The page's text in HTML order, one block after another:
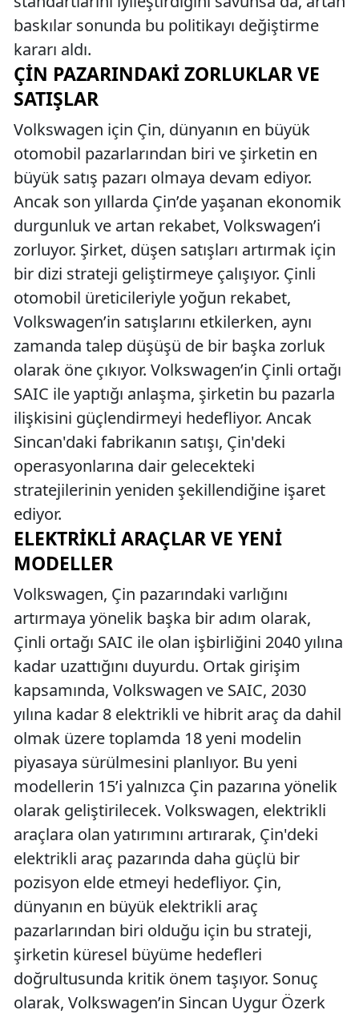
baskılar sonunda bu politikayı değiştirme
kararı aldı.
ÇIN PAZARINDAKI ZORLUKLAR VE
SATIŞLAR
Volkswagen için Çin, dünyanın en büyük
otomobil pazarlarından biri ve şirketin en
büyük satış pazarı olmaya devam ediyor.
Ancak son yıllarda Çin’de yaşanan ekonomik
durgunluk ve artan rekabet, Volkswagen’i
zorluyor. Şirket, düşen satışları artırmak için
bir dizi strateji geliştirmeye çalışıyor. Çinli
otomobil üreticileriyle yoğun rekabet,
Volkswagen’in satışlarını etkilerken, aynı
zamanda talep düşüşü de bir başka zorluk
olarak öne çıkıyor. Volkswagen’in Çinli ortağı
SAIC ile yaptığı anlaşma, şirketin bu pazarla
ilişkisini güçlendirmeyi hedefliyor. Ancak
Sincan'daki fabrikanın satışı, Çin'deki
operasyonlarına dair gelecekteki
stratejilerinin yeniden şekillendiğine işaret
ediyor.
ELEKTRIKLI ARAÇLAR VE YENI
MODELLER
Volkswagen, Çin pazarındaki varlığını
artırmaya yönelik başka bir adım olarak,
Çinli ortağı SAIC ile olan işbirliğini 2040 yılına
kadar uzattığını duyurdu. Ortak girişim
kapsamında, Volkswagen ve SAIC, 2030
yılına kadar 8 elektrikli ve hibrit araç da dahil
olmak üzere toplamda 18 yeni modelin
piyasaya sürülmesini planlıyor. Bu yeni
modellerin 15’i yalnızca Çin pazarına yönelik
olarak geliştirilecek. Volkswagen, elektrikli
araçlara olan yatırımını artırarak, Çin'deki
elektrikli araç pazarında daha güçlü bir
pozisyon elde etmeyi hedefliyor. Çin,
dünyanın en büyük elektrikli araç
pazarlarından biri olduğu için bu strateji,
şirketin küresel büyüme hedefleri
doğrultusunda kritik önem taşıyor. Sonuç
olarak, Volkswagen’in Sincan Uygur Özerk